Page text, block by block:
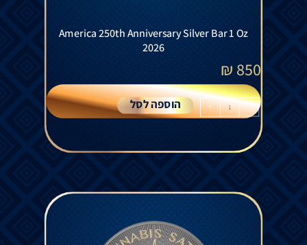
America 250th Anniversary Silver Bar 1 Oz
2026
850
₪
-
+ הוספה לסל